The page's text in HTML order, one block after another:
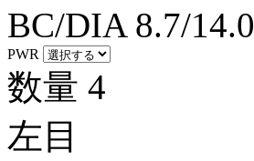
BC/DIA 8.7/14.0
PWR
数量 4
左目